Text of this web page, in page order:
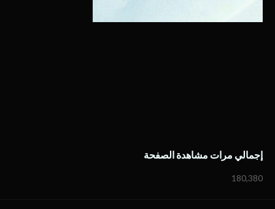
إجمالي مرات مشاهدة الصفحة
180,380